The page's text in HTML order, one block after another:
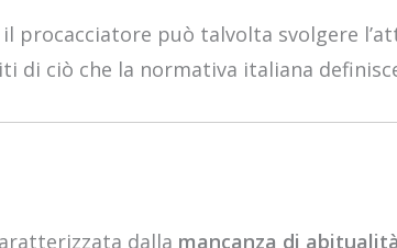
il procacciatore può talvolta svolgere
ciò che la normativa italiana
dalla mancanza di abitualità